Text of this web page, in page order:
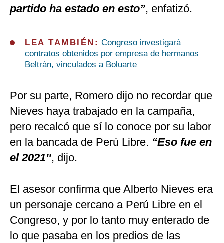
partido ha estado en esto”, enfatizó.
LEA TAMBIÉN: Congreso investigará
contratos obtenidos por empresa de hermanos
Beltrán, vinculados a Boluarte
Por su parte, Romero dijo no recordar que
Nieves haya trabajado en la campaña,
pero recalcó que sí lo conoce por su labor
en la bancada de Perú Libre. “Eso fue en
el 2021″, dijo.
El asesor confirma que Alberto Nieves era
un personaje cercano a Perú Libre en el
Congreso, y por lo tanto muy enterado de
lo que pasaba en los predios de las